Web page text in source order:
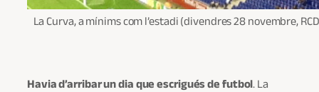
La Curva, a mínims com l’estadi (divendres 28 novembre,
Havia d’arribar un dia que escrigués de futbol. La